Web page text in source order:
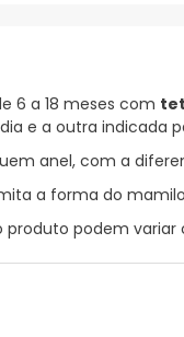
6 a 18 meses com
e a outra indicada
anel, com a
a forma do
produto podem